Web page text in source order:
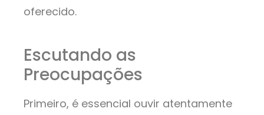
oferecido.
Escutando as
Preocupações
Primeiro, é essencial ouvir atentamente